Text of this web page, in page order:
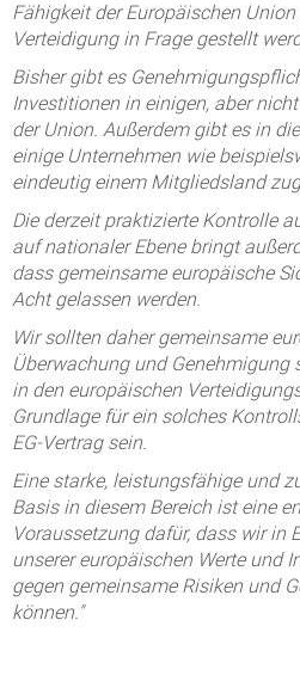
Fähigkeit der Europäischen
Verteidigung in Frage gestellt
Bisher gibt es
Investitionen in einigen, aber
der Union. Außerdem gibt es in
einige Unternehmen wie
eindeutig einem Mitgliedsland
Die derzeit praktizierte Kontrolle
auf nationaler Ebene bringt
dass gemeinsame europäische
Acht gelassen werden.
Wir sollten daher gemeinsame
Überwachung und Genehmigung
in den europäischen
Grundlage für ein solches
EG-Vertrag sein.
Eine starke, leistungsfähige und
Basis in diesem Bereich ist eine
Voraussetzung dafür, dass wir in
unserer europäischen Werte und
gegen gemeinsame Risiken und
können."